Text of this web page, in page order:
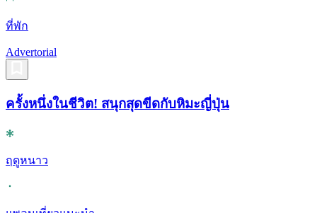
ที่พัก
Advertorial
ครั้งหนึ่งในชีวิต! สนุกสุดขีดกับหิมะญี่ปุ่น
ฤดูหนาว